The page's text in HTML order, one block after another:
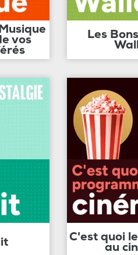
vos Les
C'est quoi
au